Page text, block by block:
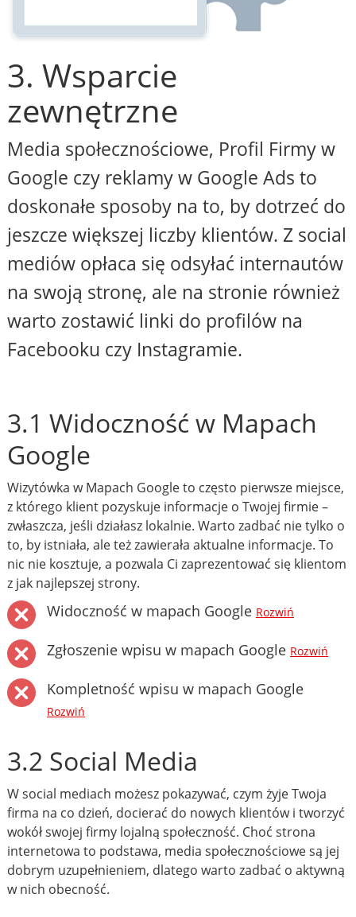
3. Wsparcie
zewnętrzne
Media społecznościowe, Profil Firmy w
Google czy reklamy w Google Ads to
doskonałe sposoby na to, by dotrzeć do
jeszcze większej liczby klientów. Z social
mediów opłaca się odsyłać internautów
na swoją stronę, ale na stronie również
warto zostawić linki do profilów na
Facebooku czy Instagramie.
3.1 Widoczność w Mapach
Google
Wizytówka w Mapach Google to często pierwsze miejsce,
z którego klient pozyskuje informacje o Twojej firmie –
zwłaszcza, jeśli działasz lokalnie. Warto zadbać nie tylko o
to, by istniała, ale też zawierała aktualne informacje. To
nic nie kosztuje, a pozwala Ci zaprezentować się klientom
z jak najlepszej strony.
Widoczność w mapach Google Rozwiń
Zgłoszenie wpisu w mapach Google Rozwiń
Kompletność wpisu w mapach Google
Rozwiń
3.2 Social Media
W social mediach możesz pokazywać, czym żyje Twoja
firma na co dzień, docierać do nowych klientów i tworzyć
wokół swojej firmy lojalną społeczność. Choć strona
internetowa to podstawa, media społecznościowe są jej
dobrym uzupełnieniem, dlatego warto zadbać o aktywną
w nich obecność.